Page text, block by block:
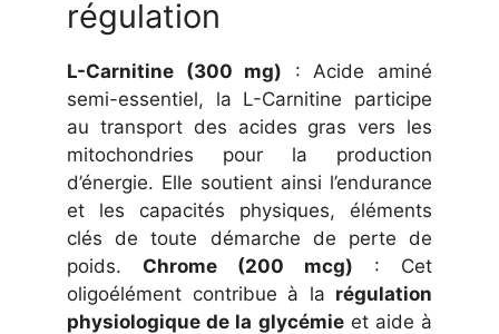
régulation
L-Carnitine (300 mg) : Acide aminé
semi-essentiel, la L-Carnitine participe
au transport des acides gras vers les
mitochondries pour la production
d’énergie. Elle soutient ainsi l’endurance
et les capacités physiques, éléments
clés de toute démarche de perte de
poids. Chrome (200 mcg) : Cet
oligoélément contribue à la régulation
physiologique de la glycémieet aide à